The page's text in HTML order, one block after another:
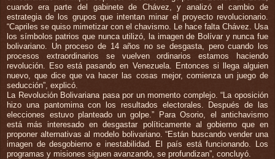
cuando era parte del gabinete de Chávez, y analizó el cambio de
estrategia de los grupos que intentan minar el proyecto revolucionario.
“Capriles se quiso mimetizar con el chavismo. Le hace falta Chávez. Usa
los símbolos patrios que nunca utilizó, la imagen de Bolívar y nunca fue
bolivariano. Un proceso de 14 años no se desgasta, pero cuando los
procesos extraordinarios se vuelven ordinarios estamos haciendo
revolución. Eso está pasando en Venezuela. Entonces si llega alguien
nuevo, que dice que va hacer las cosas mejor, comienza un juego de
seducción”, explicó.
La Revolución Bolivariana pasa por un momento complejo. “La oposición
hizo una pantomima con los resultados electorales. Después de las
elecciones estuvo planteado un golpe.” Para Osorio, el antichavismo
está más interesado en desgastar políticamente al gobierno que en
proponer alternativas al modelo bolivariano. “Están buscando vender una
imagen de desgobierno e inestabilidad. El país está funcionando. Los
programas y misiones siguen avanzando, se profundizan”, concluyó.